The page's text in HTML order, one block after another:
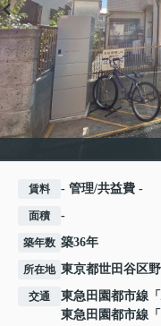
賃料 - 管理/共益費 -
面積 -
築年数 築36年
所在地 東京都世田谷区
交通 東急田園都市線 「
東急田園都市線 「